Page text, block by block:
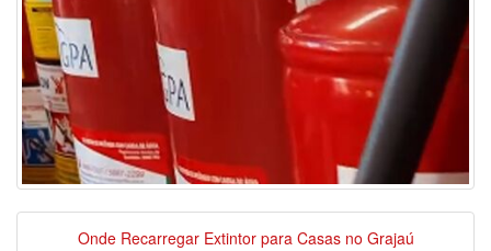
Onde Recarregar Extintor para Casas no Grajaú